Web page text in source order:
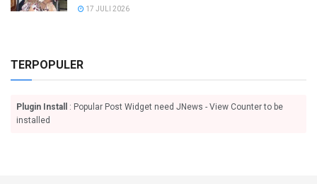
17 JULI 2026
TERPOPULER
Plugin Install
: Popular Post Widget need JNews - View Counter to be
installed